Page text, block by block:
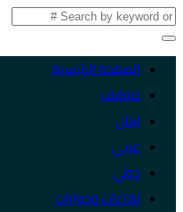
الصفحة الرئيسية
موقف
لبنان
عربي
دولي
لقاءات وحوارات